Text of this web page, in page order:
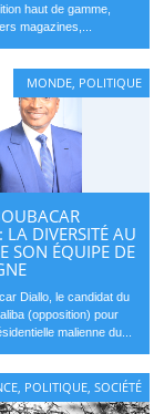
haut de gamme,
magazines,...
MONDE POLITIQUE
DIVERSITÉ AU
SON ÉQUIPE DE
Diallo, le candidat du
(opposition) pour
malienne du...
POLITIQUE ,SOCIÉTÉ